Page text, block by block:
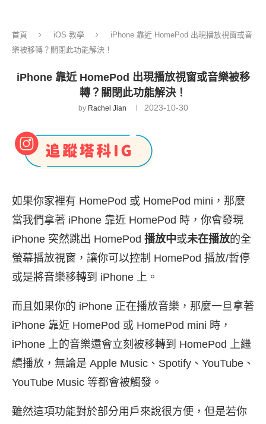
首頁 iOS 教學
iPhone 靠近 HomePod 出現播放視窗或音
樂被移轉？關閉此功能解決！
iPhone 靠近 HomePod 出現播放視窗或音樂被移
轉？關閉此功能解決！
by Rachel Jian 2023-10-30
如果你家裡有 HomePod 或 HomePod mini，那麼
當我們拿著 iPhone 靠近 HomePod 時，你會發現
iPhone 突然跳出 HomePod 播放中或未在播放的全
螢幕播放視窗，讓你可以控制 HomePod 播放/暫停
或是將音樂移轉到 iPhone 上。
而且如果你的 iPhone 正在播放音樂，那麼一旦拿著
iPhone 靠近 HomePod 或 HomePod mini 時，
iPhone 上的音樂還會立刻被移轉到 HomePod 上繼
續播放，無論是 Apple Music、Spotify、YouTube、
YouTube Music 等都會被觸發。
雖然這項功能對於部分用戶來說很方便，但是若你